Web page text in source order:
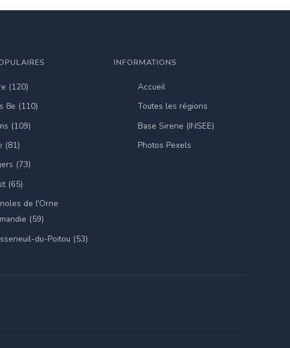
(120)
8e (110)
(109)
(81)
(73)
(65)
de l'Orne
(59)
du-Poitou (53)
INFORMATIONS
Accueil
Toutes les régions
Base Sirene (INSEE)
Photos Pexels